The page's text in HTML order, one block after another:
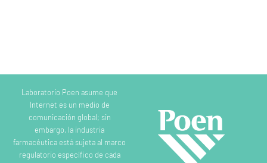
Laboratorio Poen asume que
Internet es un medio de
comunicación global; sin
embargo, la industria
farmacéutica está sujeta al marco
regulatorio específico de cada